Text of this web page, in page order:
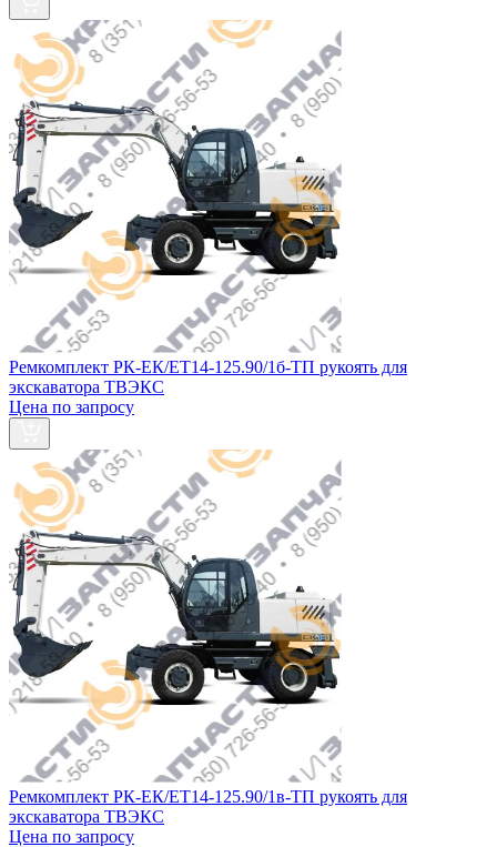
Ремкомплект РК-ЕК/ЕТ14-125.90/1б-ТП рукоять для
экскаватора ТВЭКС
Цена по запросу
Ремкомплект РК-ЕК/ЕТ14-125.90/1в-ТП рукоять для
экскаватора ТВЭКС
Цена по запросу